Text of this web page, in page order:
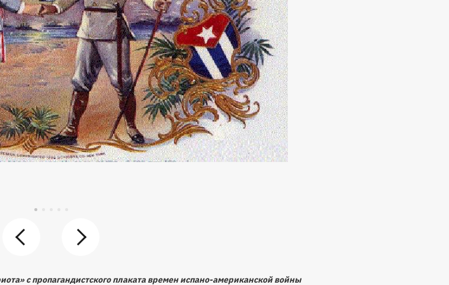
с пропагандистского плаката времен испано-американской войны